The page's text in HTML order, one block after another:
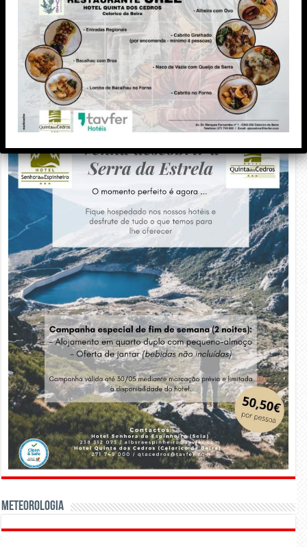
PUBLICIDADE
Meteorologia